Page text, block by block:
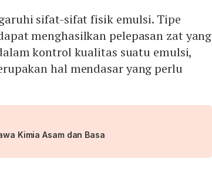
sifat-sifat fisik emulsi. Tipe
menghasilkan pelepasan zat yang
kontrol kualitas suatu emulsi,
hal mendasar yang perlu
Kimia Asam dan Basa